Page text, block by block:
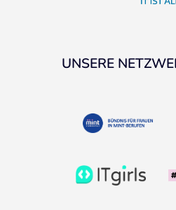
UNSERE